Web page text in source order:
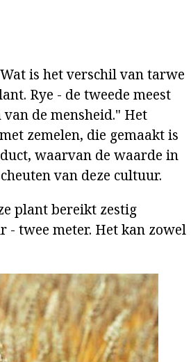
is het verschil van tarwe
Rye - de tweede meest
de mensheid." Het
zemelen, die gemaakt is
waarvan de waarde in
van deze cultuur.
plant bereikt zestig
- twee meter. Het kan zowel